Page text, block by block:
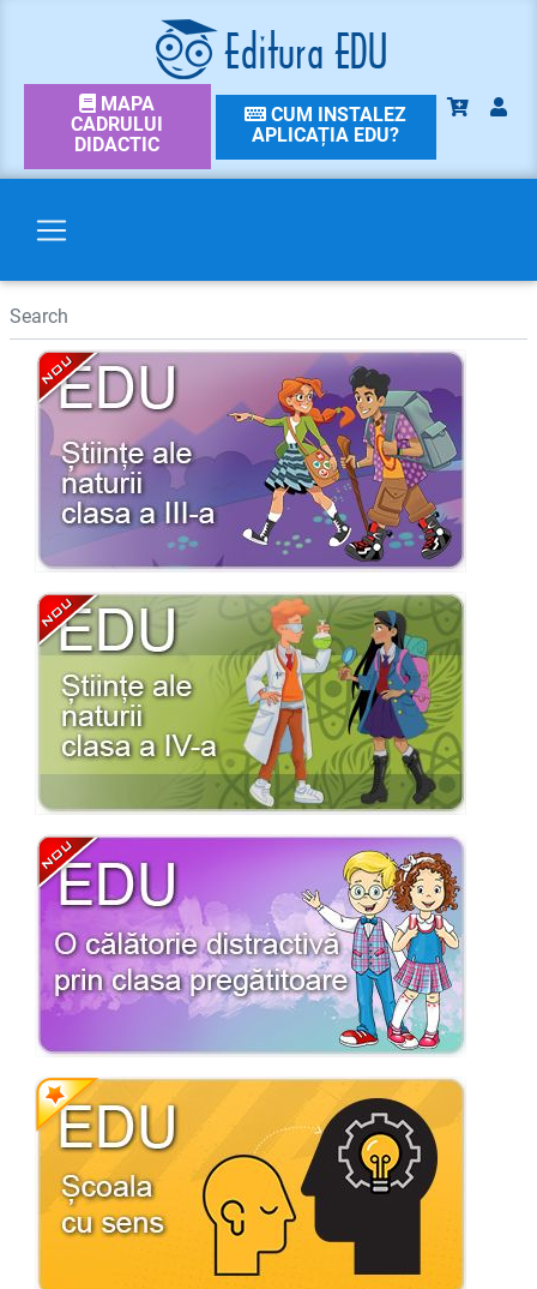
MAPA
CADRULUI
DIDACTIC
CUM INSTALEZ
APLICAȚIA EDU?